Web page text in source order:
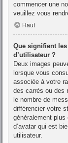
commencer une
veuillez vous
Haut
Que signifient
d’utilisateur ?
Deux images
lorsque vous
associée à votre
des carrés ou des
le nombre de
différencier votre
généralement
d’avatar qui est
utilisateur.